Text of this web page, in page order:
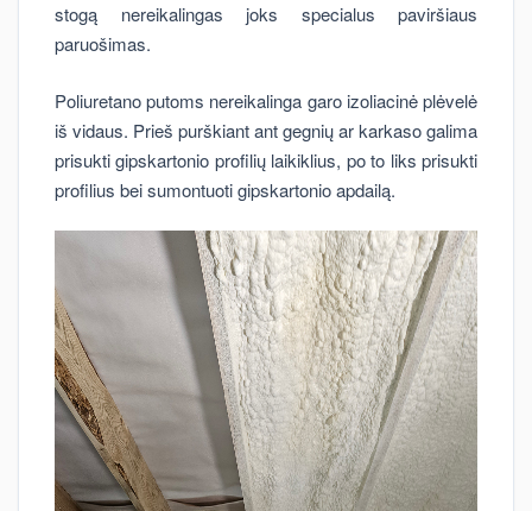
stogą nereikalingas joks specialus paviršiaus
paruošimas.
Poliuretano putoms nereikalinga garo izoliacinė plėvelė
iš vidaus. Prieš purškiant ant gegnių ar karkaso galima
prisukti gipskartonio profilių laikiklius, po to liks prisukti
profilius bei sumontuoti gipskartonio apdailą.